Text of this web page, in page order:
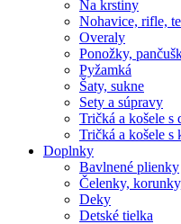
Na krstiny
Nohavice, rifle,
Overaly
Ponožky,
Pyžamká
Šaty, sukne
Sety a súpravy
Tričká a košele s
Tričká a košele s
Doplnky
Bavlnené plienky
Čelenky,
Deky
Detské tielka